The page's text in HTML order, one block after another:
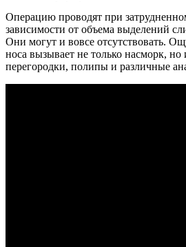
Операцию проводят при
зависимости от объема выделений
Они могут и вовсе отсутствовать.
носа вызывает не только насморк,
перегородки, полипы и различные